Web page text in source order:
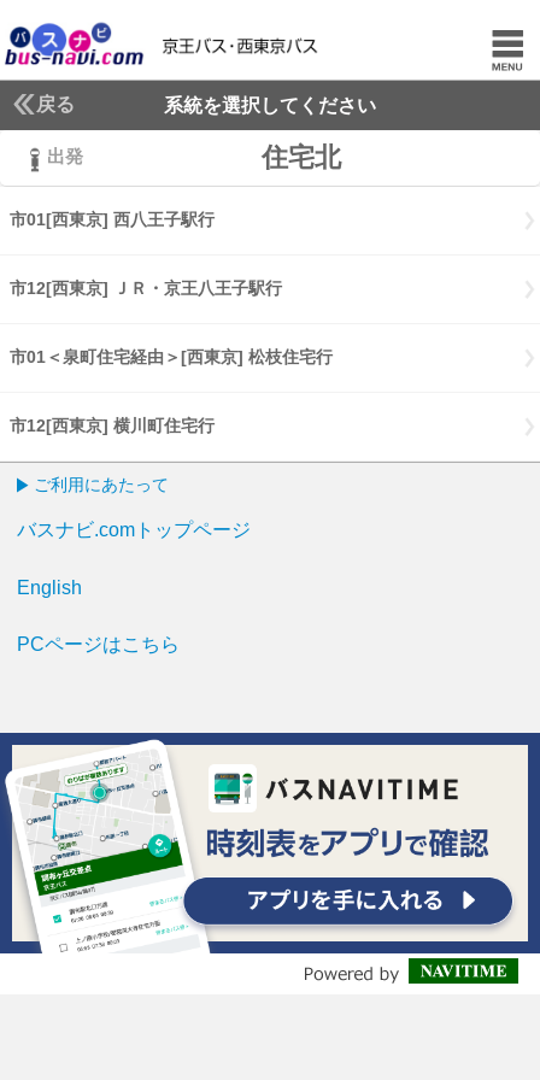
戻る 系統を選択してください
出発 住宅北
市01[西東京] 西八王子駅行
市12[西東京] ＪＲ・京王八王子駅行
市01＜泉町住宅経由＞[西東京] 松枝住宅行
市12[西東京] 横川町住宅行
ご利用にあたって
バスナビ.comトップページ
English
PCページはこちら